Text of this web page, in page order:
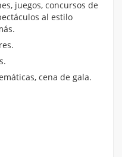
juegos, concursos de
al estilo
cena de gala.